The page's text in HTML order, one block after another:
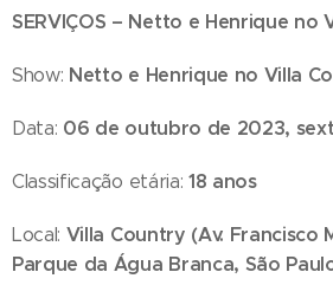
SERVIÇOS – Netto e Henrique no
Show: Netto e Henrique no Villa
Data: 06 de outubro de 2023,
Classificação etária: 18 anos
Local: Villa Country (Av. Francisco
Parque da Água Branca, São